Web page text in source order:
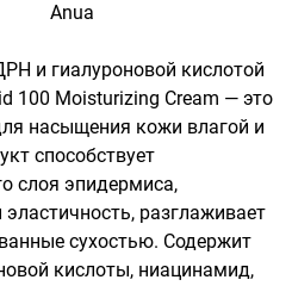
Anua
и гиалуроновой кислотой
100 Moisturizing Cream — это
насыщения кожи влагой и
способствует
слоя эпидермиса,
разглаживает
сухостью. Содержит
кислоты, ниацинамид,